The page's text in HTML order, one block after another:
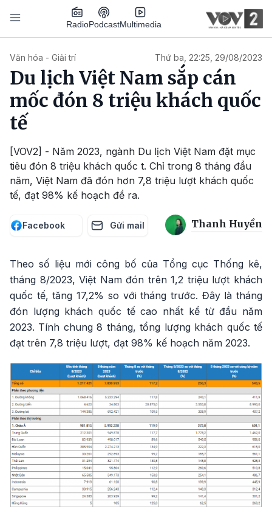
Nhảy đến nội dung
RadioPodcastMultimedia
Văn hóa - Giải trí Thứ ba, 22:25, 29/08/2023
Du lịch Việt Nam sắp cán
mốc đón 8 triệu khách quốc
tế
[VOV2] - Năm 2023, ngành Du lịch Việt Nam đặt mục
tiêu đón 8 triệu khách quốc t. Chỉ trong 8 tháng đầu
năm, Việt Nam đã đón hơn 7,8 triệu lượt khách quốc
tế, đạt 98% kế hoạch đề ra.
Facebook Gửi mail Thanh Huyền
Theo số liệu mới công bố của Tổng cục Thống kê,
tháng 8/2023, Việt Nam đón trên 1,2 triệu lượt khách
quốc tế, tăng 17,2% so với tháng trước. Đây là tháng
đón lượng khách quốc tế cao nhất kể từ đầu năm
2023. Tính chung 8 tháng, tổng lượng khách quốc tế
đạt trên 7,8 triệu lượt, đạt 98% kế hoạch năm 2023.